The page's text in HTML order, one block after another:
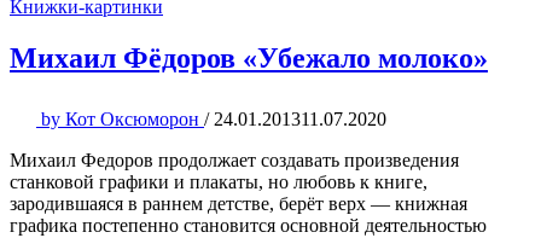
Книжки-картинки
Михаил Фёдоров «Убежало молоко»
by Кот Оксюморон / 24.01.201311.07.2020
Михаил Федоров продолжает создавать произведения
станковой графики и плакаты, но любовь к книге,
зародившаяся в раннем детстве, берёт верх — книжная
графика постепенно становится основной деятельностью